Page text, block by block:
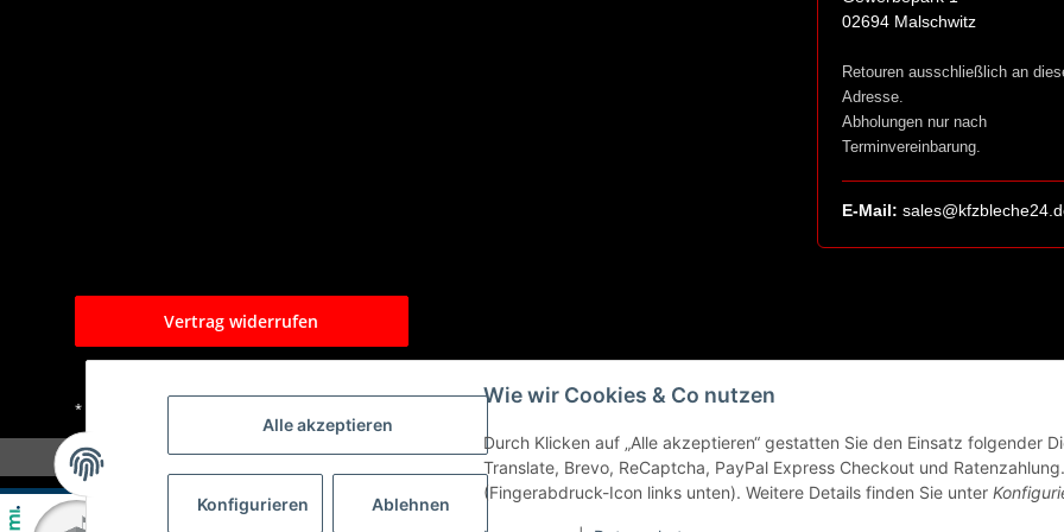
Alle akzeptieren
Konfigurieren Ablehnen
Wie wir Cookies & Co nutzen
Durch Klicken auf „Alle akzeptieren“ gestatten Sie den Einsatz folgender
Translate, Brevo, ReCaptcha, PayPal Express Checkout und
(Fingerabdruck-Icon links unten). Weitere Details finden Sie unter
02694 Malschwitz
Retouren ausschließlich an
Adresse.
Abholungen nur nach
Terminvereinbarung.
E-Mail:
Vertrag widerrufen
* Alle Preise inkl. gesetzlicher USt., zzgl.